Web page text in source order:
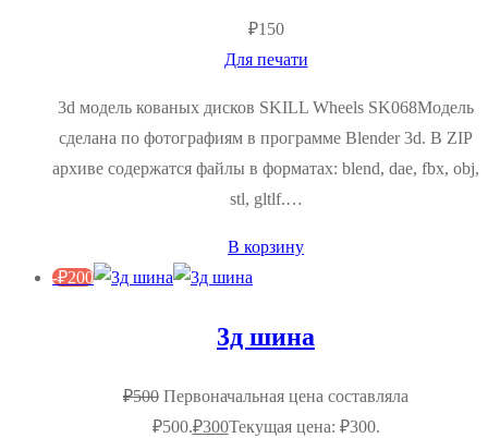
₽150
Для печати
3d модель кованых дисков SKILL Wheels SK068Модель
сделана по фотографиям в программе Blender 3d. В ZIP
архиве содержатся файлы в форматах: blend, dae, fbx, obj,
stl, gltlf.…
В корзину
-₽200
3д шина
₽500 Первоначальная цена составляла
₽500.₽300Текущая цена: ₽300.